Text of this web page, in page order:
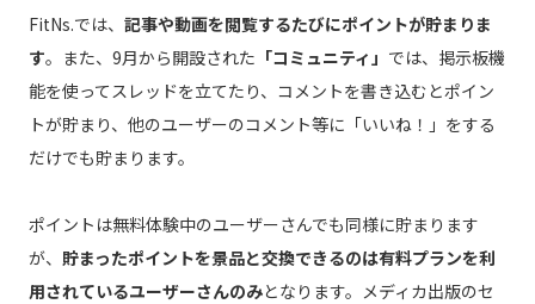
FitNs.では、 記事や動画を閲覧するたびにポイントが貯まりま
す。また、9月から開設された 「コミュニティ」 では、掲示板機
能を使ってスレッドを立てたり、コメントを書き込むとポイン
トが貯まり、他のユーザーのコメント等に「いいね！」をする
だけでも貯まります。
ポイントは無料体験中のユーザーさんでも同様に貯まります
が、 貯まったポイントを景品と交換できるのは有料プランを利
用されているユーザーさんのみとなります。メディカ出版のセ